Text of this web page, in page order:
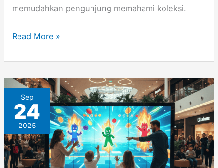
memudahkan pengunjung memahami koleksi.
Read More »
Sep
24
2025
Ide
Konten
Interaktif
untuk
Video